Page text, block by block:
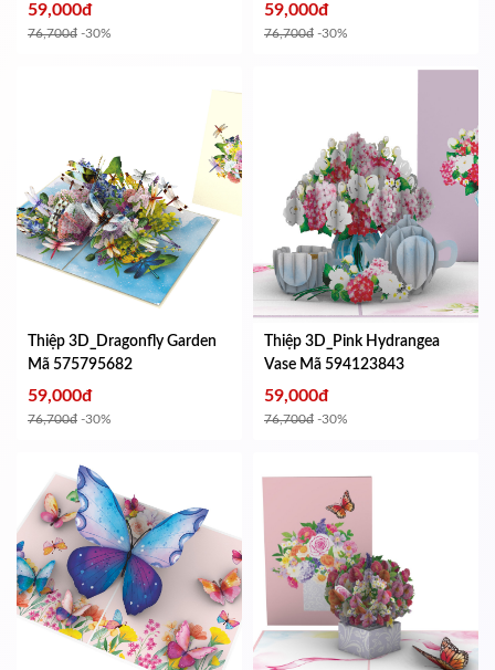
59,000đ
76,700đ -30%
59,000đ
76,700đ -30%
Thiệp 3D_Dragonfly Garden
Mã 575795682
59,000đ
76,700đ -30%
Thiệp 3D_Pink Hydrangea
Vase Mã 594123843
59,000đ
76,700đ -30%